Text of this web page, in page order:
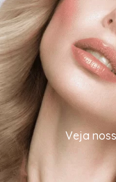
Veja